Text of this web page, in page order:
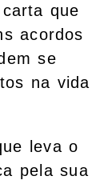
que
acordos
se
na vida
leva o
pela sua